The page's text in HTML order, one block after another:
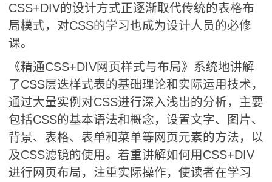
CSS+DIV的设计方式正逐渐取代传统的表格布
局模式，对CSS的学习也成为设计人员的必修
课。
《精通CSS+DIV网页样式与布局》系统地讲解
了CSS层迭样式表的基础理论和实际运用技术，
通过大量实例对CSS进行深入浅出的分析，主要
包括CSS的基本语法和概念，设置文字、图片、
背景、表格、表单和菜单等网页元素的方法，以
及CSS滤镜的使用。着重讲解如何用CSS+DIV
进行网页布局，注重实际操作，使读者在学习